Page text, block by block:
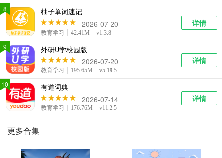
柚子单词速记
2026-07-20
教育学习 42.41M v1.3.8
详情
8
外研U学校园版
2026-07-20
教育学习 195.65M v5.19.5
详情
9
有道词典
2026-07-14
教育学习 176.76M v11.2.5
详情
10
更多合集